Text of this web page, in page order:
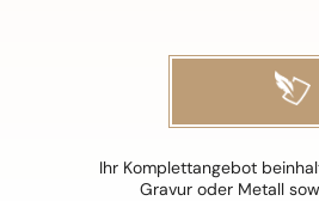
Ihr Komplettangebot
Gravur oder Metall